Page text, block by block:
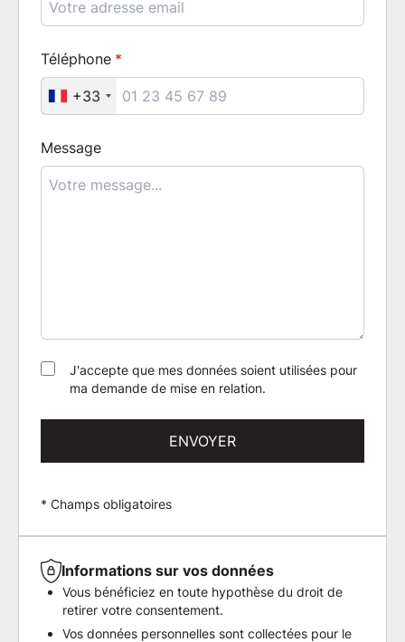
Téléphone
+33
Message
J'accepte que mes données soient utilisées pour
ma demande de mise en relation.
ENVOYER
* Champs obligatoires
Informations sur vos données
Vous bénéficiez en toute hypothèse du droit de
retirer votre consentement.
Vos données personnelles sont collectées pour le